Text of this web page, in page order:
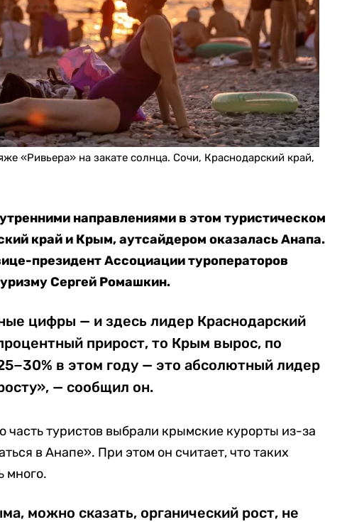
«Ривьера» на закате солнца. Сочи, Краснодарский край,
направлениями в этом туристическом
край и Крым, аутсайдером оказалась Анапа.
президент Ассоциации туроператоров
Сергей Ромашкин.
цифры — и здесь лидер Краснодарский
прирост, то Крым вырос, по
в этом году — это абсолютный лидер
— сообщил он.
часть туристов выбрали крымские курорты из-за
в Анапе». При этом он считает, что таких
много.
можно сказать, органический рост, не